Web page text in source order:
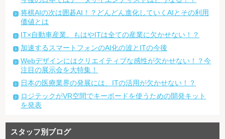
将棋AIの次は囲碁AI！？どんどん進化していくAIとその利用
価値とは
IT×自動車産業。もはやITは全ての産業に欠かせない！？
加速するスマートフォンのAI化の波とITの今後
Webデザインにはクリエイティブな感性が欠かせない！？今
注目の展示会を大特集！
日本の医療業界の発展には、ITの活用が欠かせない！？
ロジテックがVR空間でキーボードを使うための開発キット
を発表
スタッフ別ブログ